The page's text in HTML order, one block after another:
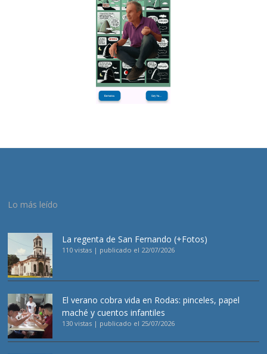
Lo más leído
La regenta de San Fernando (+Fotos)
110 vistas | publicado el 22/07/2026
El verano cobra vida en Rodas: pinceles, papel
maché y cuentos infantiles
130 vistas | publicado el 25/07/2026